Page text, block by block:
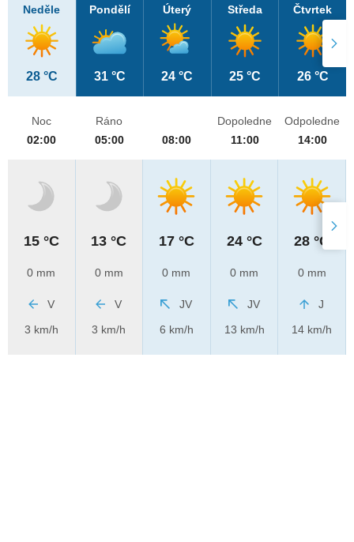
Neděle
28 °C
Pondělí
31 °C
Úterý
24 °C
Středa
25 °C
Čtvrtek
26 °C
Noc
02:00
15 °C
0 mm
V
3 km/h
Ráno
05:00
13 °C
0 mm
V
3 km/h
08:00
17 °C
0 mm
JV
6 km/h
Dopoledne
11:00
24 °C
0 mm
JV
13 km/h
Odpoledne
14:00
28 °C
0 mm
J
14 km/h